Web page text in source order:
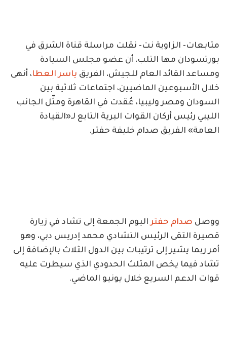
متابعات- الزاوية نت- نقلت مراسلة قناة الشرق في
بورتسودان مها التلب، أن عضو مجلس السيادة
ومساعد القائد العام للجيش، الفريق ياسر العطا، أنهى
خلال الأسبوعين الماضيين، اجتماعات ثلاثية بين
السودان ومصر وليبيا، عُقدت في القاهرة ومثّل الجانب
الليبي رئيس أركان القوات البرية التابع لـ«القيادة
العامة» الفريق صدام خليفة حفتر.
ووصل صدام حفتراليوم الجمعة إلى تشاد في زيارة
قصيرة التقى الرئيس التشادي محمد إدريس دبي، وهو
أمر ربما يشير إلى ترتيبات بين الدول الثلاث بالإضافة إلى
تشاد فيما يخص المثلث الحدودي الذي سيطرت عليه
قوات الدعم السريع خلال يونيو الماضي.